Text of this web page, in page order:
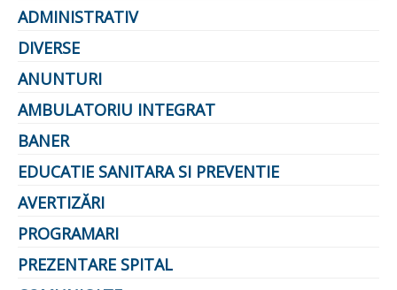
LABORATOR DE ANALIZE MEDICALE
LABORATOR DE RADIOLOGIE ŞI IMAGISTICĂ
BLOC STERILIZARE
APARAT FUNCŢIONAL
DISPENSAR DE PNEUMOFTIZIOLOGIE (TBC)
AMBULATORIU INTEGRAT
CABINET PNEUMOLGIE
AMBULATOR BOLI INFECŢIOASE
AMBULATOR CHIRURGIE
AMBULATOR MEDICINĂ INTERNĂ
AMBULATOR PEDIATRIE
MANAGEMENT
ADMINISTRATIV
DIVERSE
ANUNTURI
AMBULATORIU INTEGRAT
BANER
EDUCATIE SANITARA SI PREVENTIE
AVERTIZĂRI
PROGRAMARI
PREZENTARE SPITAL